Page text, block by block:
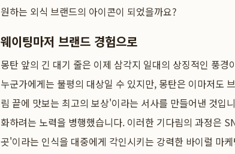
원하는 외식 브랜드의 아이콘이 되었을까요?
웨이팅마저 브랜드 경험으로
몽탄 앞의 긴 대기 줄은 이제 삼각지 일대의 상징적인 풍
누군가에게는 불평의 대상일 수 있지만, 몽탄은 이마저도
림 끝에 맛보는 최고의 보상'이라는 서사를 만들어낸 것입
화하려는 노력을 병행했습니다. 이러한 기다림의 과정은
곳'이라는 인식을 대중에게 각인시키는 강력한 바이럴 마